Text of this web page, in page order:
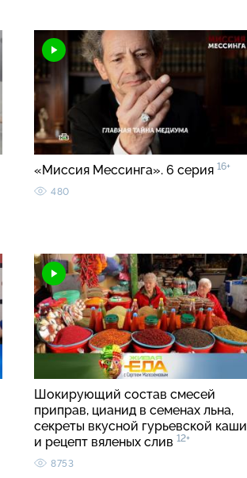
«Миссия Мессинга». 6 серия 16+
480
Шокирующий состав смесей
приправ, цианид в семенах льна,
секреты вкусной гурьевской каши
и рецепт вяленых слив 12+
8753